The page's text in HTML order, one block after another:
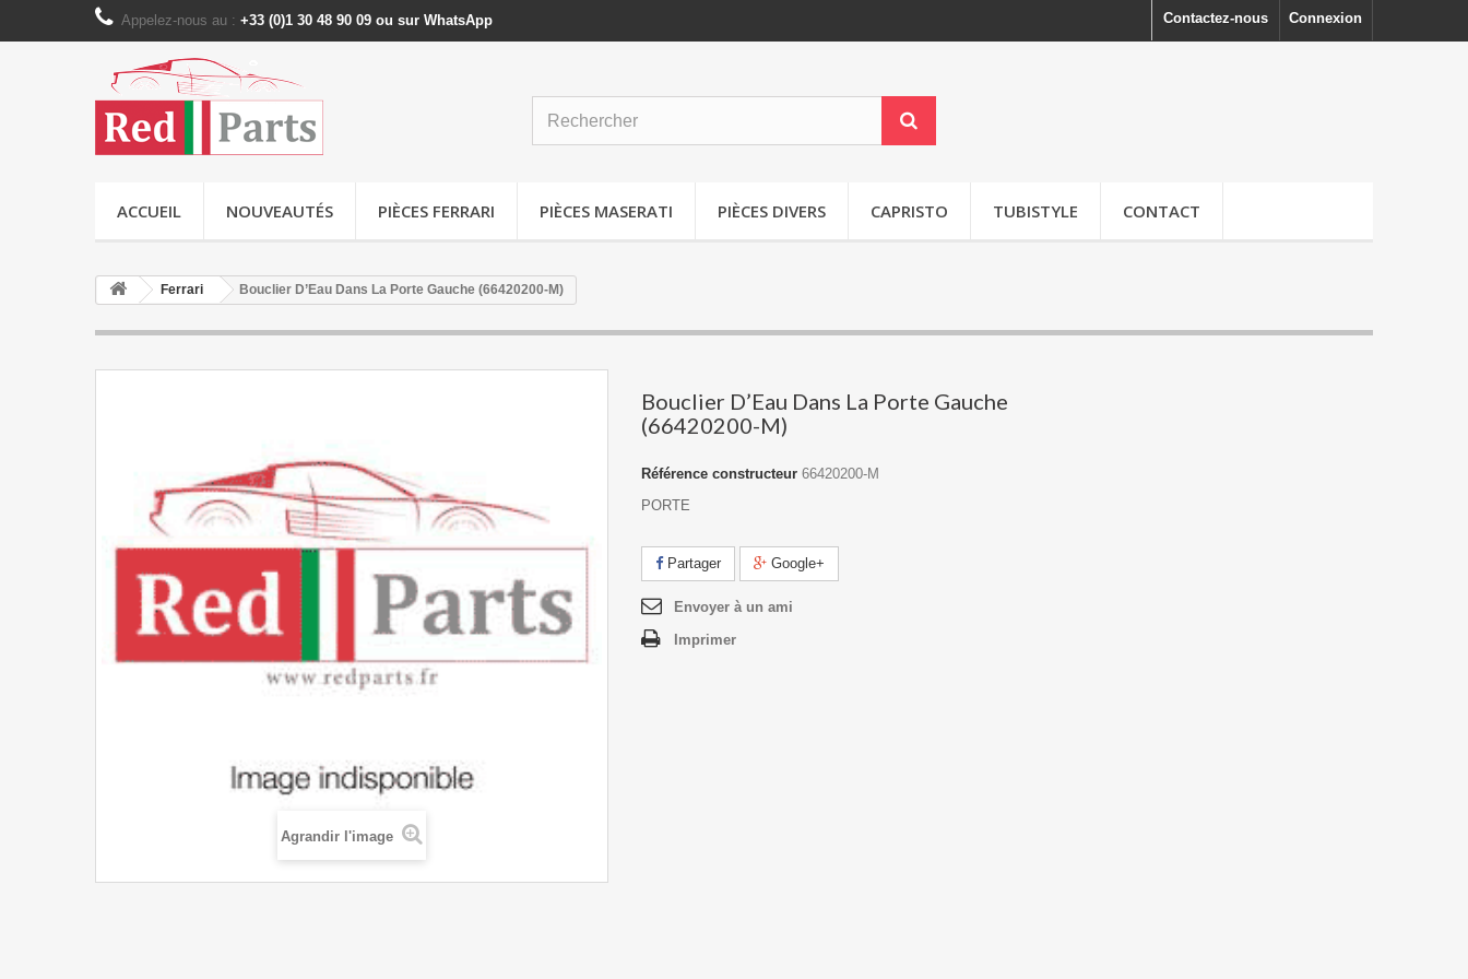
Connexion
Contactez-nous
Appelez-nous au : +33 (0)1 30 48 90 09 ou sur WhatsApp
ACCUEIL NOUVEAUTÉS PIÈCES FERRARI PIÈCES MASERATI PIÈCES DIVERS CAPRISTO TUBISTYLE CONTACT
Ferrari Bouclier D’Eau Dans La Porte Gauche (66420200-M)
Agrandir l'image
Bouclier D’Eau Dans La Porte Gauche
(66420200-M)
Référence constructeur 66420200-M
PORTE
Partager Google+
Envoyer à un ami
Imprimer